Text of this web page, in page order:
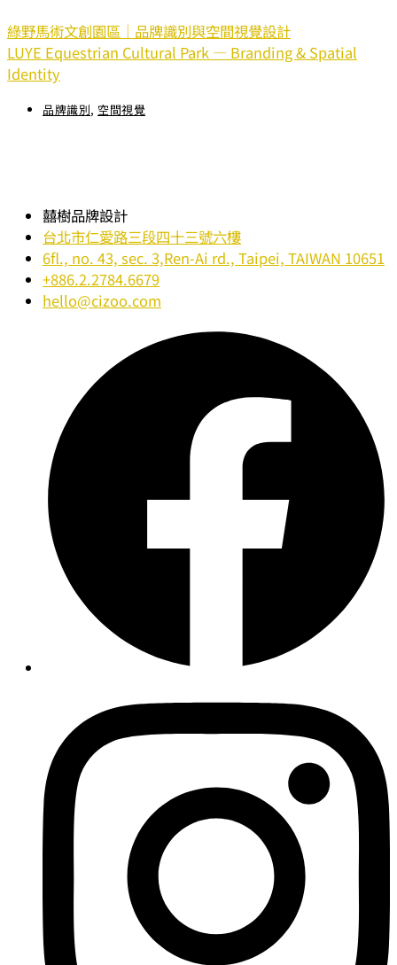
綠野馬術文創園區｜品牌識別與空間視覺設計
LUYE Equestrian Cultural Park — Branding & Spatial
Identity
品牌識別, 空間視覺
囍樹品牌設計
台北市仁愛路三段四十三號六樓
6fl., no. 43, sec. 3,Ren-Ai rd., Taipei, TAIWAN 10651
+886.2.2784.6679
hello@cizoo.com